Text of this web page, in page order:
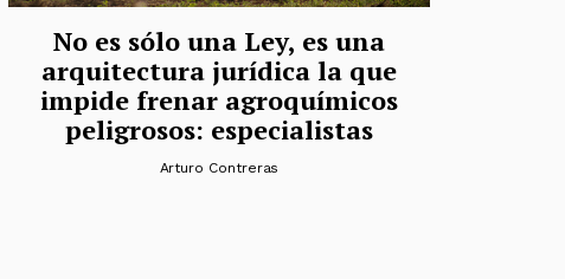
No es sólo una Ley, es una
arquitectura jurídica la que
impide frenar agroquímicos
peligrosos: especialistas
Arturo Contreras